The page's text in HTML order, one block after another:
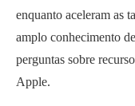
enquanto aceleram as
amplo conhecimento
perguntas sobre
Apple.